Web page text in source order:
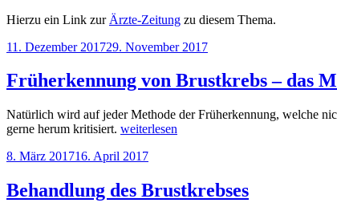
Hierzu ein Link zur Ärzte-Zeitung zu diesem Thema.
Veröffentlicht
11. Dezember 201729. November 2017
Früherkennung von Brustkrebs – das
Natürlich wird auf jeder Methode der Früherkennung, welche
gerne herum kritisiert. „Früherkennung
Brustkrebs
das
Mammographiescreening“
weiterlesen
Veröffentlicht
8. März 201716. April 2017
Behandlung des Brustkrebses